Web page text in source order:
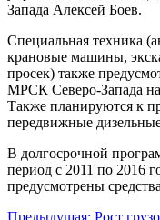
Запада Алексей Боев.
Специальная техника
крановые машины,
просек) также
МРСК Северо-Запада на
Также планируются к
передвижные
В долгосрочной
период с 2011 по 2016
предусмотрены
Предыдущая: Рост